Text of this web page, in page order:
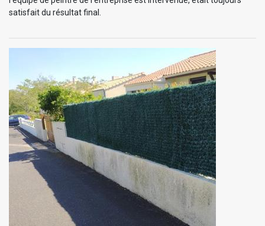
satisfait du résultat final.